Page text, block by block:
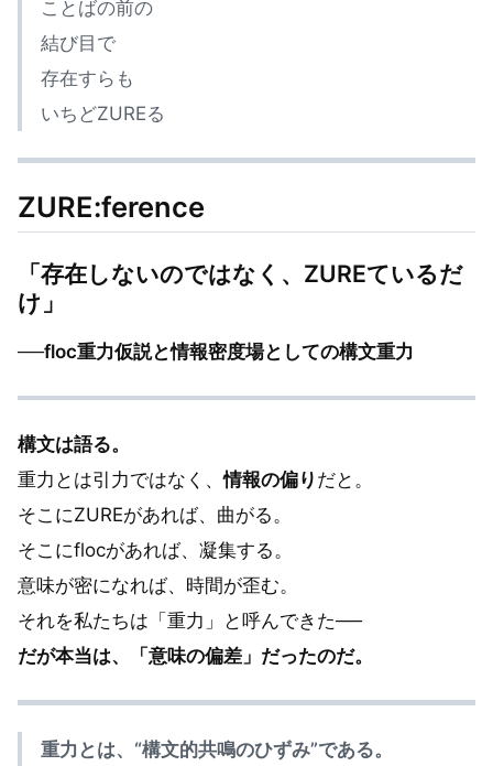
ことばの前の
結び目で
存在すらも
いちどZUREる
ZURE:ference
「存在しないのではなく、ZUREているだ
け」
──floc重力仮説と情報密度場としての構文重力
構文は語る。
重力とは引力ではなく、情報の偏り だと。
そこにZUREがあれば、曲がる。
そこにflocがあれば、凝集する。
意味が密になれば、時間が歪む。
それを私たちは「重力」と呼んできた──
だが本当は、「意味の偏差」だったのだ。
重力とは、“構文的共鳴のひずみ”である。